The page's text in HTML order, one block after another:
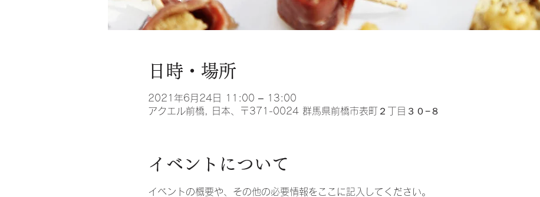
日時・場所
2021年6月24日 11:00 – 13:00
アクエル前橋, 日本、〒371-0024 群馬県前橋市表町２丁目３０−８
イベントについて
イベントの概要や、その他の必要情報をここに記入してください。